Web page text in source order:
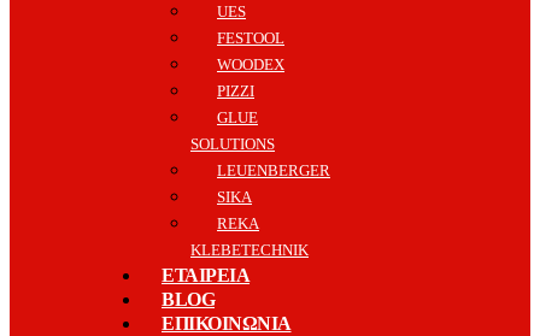
UES
FESTOOL
WOODEX
PIZZI
GLUE
SOLUTIONS
LEUENBERGER
SIKA
REKA
KLEBETECHNIK
ΕΤΑΙΡΕΙΑ
BLOG
ΕΠΙΚΟΙΝΩΝΙΑ